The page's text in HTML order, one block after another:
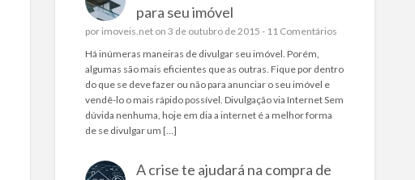
para seu imóvel
por imoveis.neton 3 de outubro de 2015 - 11 Comentários
Há inúmeras maneiras de divulgar seu imóvel. Porém,
algumas são mais eficientes que as outras. Fique por dentro
do que se deve fazer ou não para anunciar o seu imóvel e
vendê-lo o mais rápido possível. Divulgação via Internet Sem
dúvida nenhuma, hoje em dia a internet é a melhor forma
de se divulgar um […]
A crise te ajudará na compra de